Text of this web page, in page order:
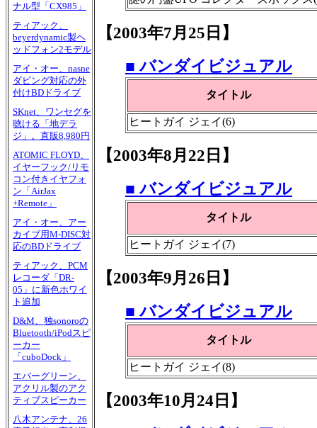
ナル型「CX985」
ティアック、
beyerdynamic製ヘ
ッドフォン2モデル
アイ・オー、nasne
ダビング対応の外
付けBDドライブ
SKnet、ワンセグを
聴ける「地デラ
ジ」。直販8,980円
ATOMIC FLOYD、
イヤーフック/リモ
コン付きイヤフォ
ン「AirJax
+Remote」
アイ・オー、アー
カイブ用M-DISC対
応のBDドライブ
ティアック、PCM
レコーダ「DR-
05」に新色ホワイ
ト追加
D&M、独sonoroの
Bluetooth/iPodスピ
ーカー
「cuboDock」
エバーグリーン、
アクリル製のアク
ティブスピーカー
八木アンテナ、26
【2003年7月25日】
■ バンダイビジュアル
タイトル
ヒートガイ ジェイ(6)
【2003年8月22日】
■ バンダイビジュアル
タイトル
ヒートガイ ジェイ(7)
【2003年9月26日】
■ バンダイビジュアル
タイトル
ヒートガイ ジェイ(8)
【2003年10月24日】